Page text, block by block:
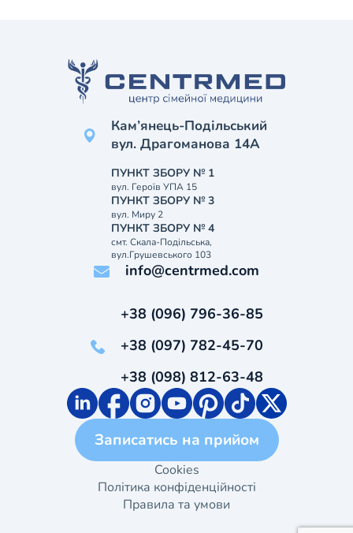
Кам’янець-Подільський
вул. Драгоманова 14А
ПУНКТ ЗБОРУ № 1
вул. Героїв УПА 15
ПУНКТ ЗБОРУ № 3
вул. Миру 2
ПУНКТ ЗБОРУ № 4
смт. Скала-Подільська,
вул.Грушевського 103
info@centrmed.com
+38 (096) 796-36-85
+38 (097) 782-45-70
+38 (098) 812-63-48
Записатись на прийом
Cookies
Політика конфіденційності
Правила та умови